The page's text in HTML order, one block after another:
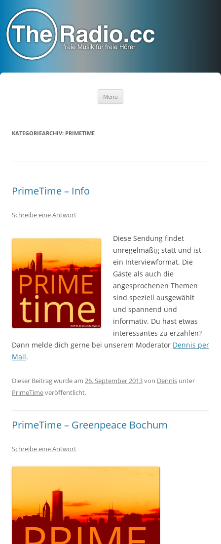
Menü
KATEGORIEARCHIV: PRIMETIME
PrimeTime – Info
Schreibe eine Antwort
Diese Sendung findet
unregelmäßig statt und ist
ein Interviewformat. Die
Gäste als auch die
angesprochenen Themen
sind speziell ausgewählt
und spannend und
informativ. Du hast etwas
interessantes zu erzählen?
Dann melde dich gerne bei unserem Moderator Dennis per
Mail.
Dieser Beitrag wurde am 26. September 2013von Dennis unter
PrimeTimeveröffentlicht.
PrimeTime – Greenpeace Bochum
Schreibe eine Antwort